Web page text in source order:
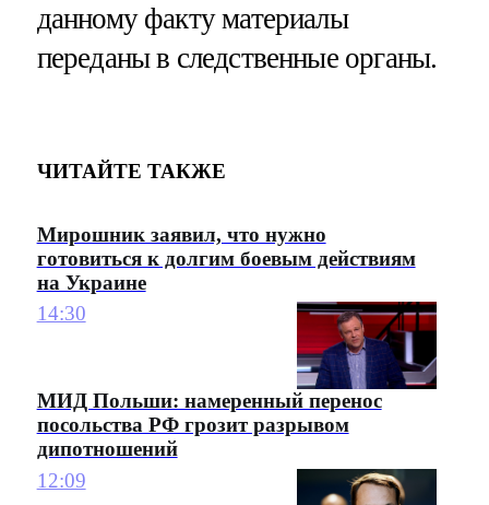
данному факту материалы
переданы в следственные органы.
ЧИТАЙТЕ ТАКЖЕ
Мирошник заявил, что нужно
готовиться к долгим боевым действиям
на Украине
14:30
МИД Польши: намеренный перенос
посольства РФ грозит разрывом
дипотношений
12:09